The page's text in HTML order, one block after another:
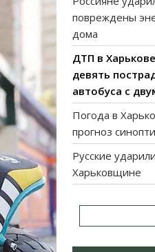
повреждены
дома
ДТП в
девять
автобуса с
Погода в
прогноз
Русские
Харьковщине